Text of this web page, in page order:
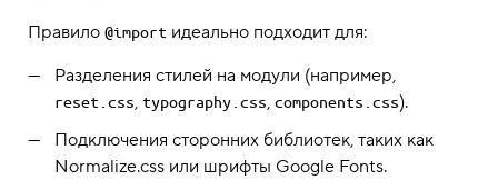
Правило @import идеально подходит для:
Разделения стилей на модули (например,
reset.css, typography.css, components.css).
Подключения сторонних библиотек, таких как
Normalize.css или шрифты Google Fonts.